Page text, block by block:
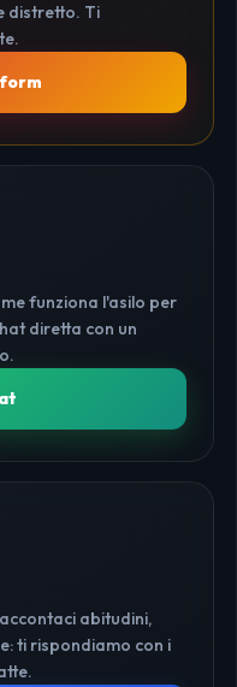
distretto. Ti
funziona l'asilo per
diretta con un
abitudini,
ti rispondiamo con i